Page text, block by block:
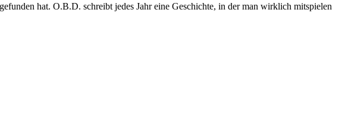
hat. O.B.D. schreibt jedes Jahr eine Geschichte, in der man wirklich mitspielen